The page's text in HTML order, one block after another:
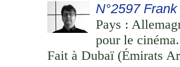
N°2597
Pays :
pour le cinéma.
Fait à Dubaï (Émirats